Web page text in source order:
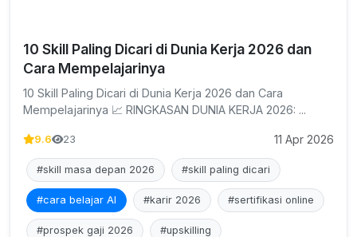
10 Skill Paling Dicari di Dunia Kerja 2026 dan
Cara Mempelajarinya
10 Skill Paling Dicari di Dunia Kerja 2026 dan Cara
Mempelajarinya 📈 RINGKASAN DUNIA KERJA 2026: ...
9.6 23 11 Apr 2026
#skill masa depan 2026 #skill paling dicari
#cara belajar AI #karir 2026 #sertifikasi online
#prospek gaji 2026 #upskilling